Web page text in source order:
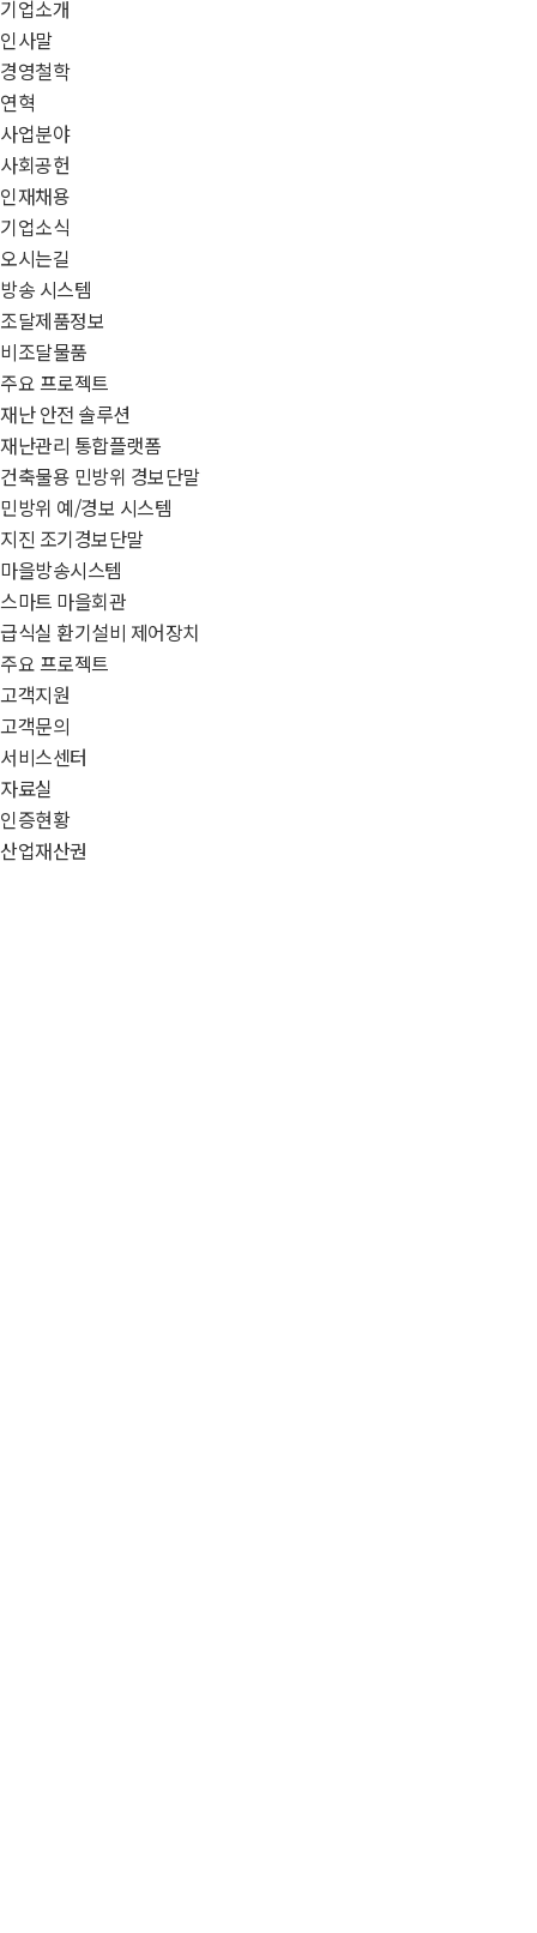
기업소개
인사말
경영철학
연혁
사업분야
사회공헌
인재채용
기업소식
오시는길
방송 시스템
조달제품정보
비조달물품
주요 프로젝트
재난 안전 솔루션
재난관리 통합플랫폼
건축물용 민방위 경보단말
민방위 예/경보 시스템
지진 조기경보단말
마을방송시스템
스마트 마을회관
급식실 환기설비 제어장치
주요 프로젝트
고객지원
고객문의
서비스센터
자료실
인증현황
산업재산권